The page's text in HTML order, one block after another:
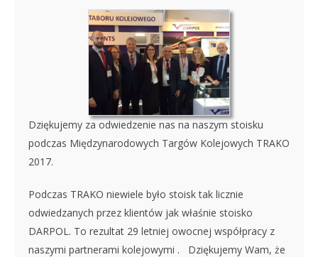
Dziękujemy za odwiedzenie nas na naszym stoisku
podczas Międzynarodowych Targów Kolejowych TRAKO
2017.
Podczas TRAKO niewiele było stoisk tak licznie
odwiedzanych przez klientów jak właśnie stoisko
DARPOL. To rezultat 29 letniej owocnej współpracy z
naszymi partnerami kolejowymi . Dziękujemy Wam, że